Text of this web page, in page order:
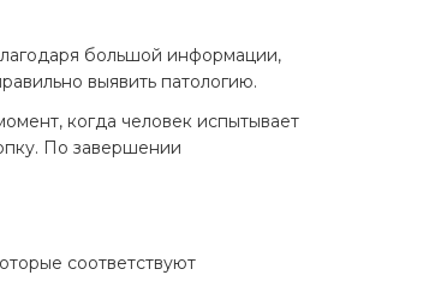
большой информации,
выявить патологию.
когда человек испытывает
По завершении
соответствуют